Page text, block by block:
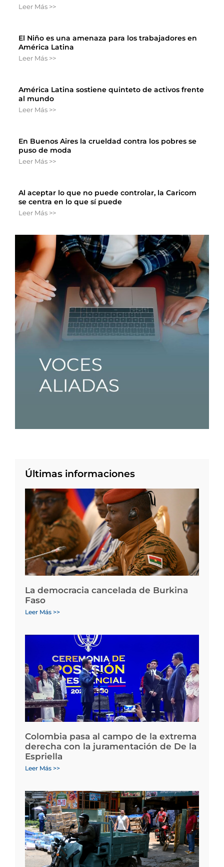
Leer Más >>
El Niño es una amenaza para los trabajadores en
América Latina
Leer Más >>
América Latina sostiene quinteto de activos frente
al mundo
Leer Más >>
En Buenos Aires la crueldad contra los pobres se
puso de moda
Leer Más >>
Al aceptar lo que no puede controlar, la Caricom
se centra en lo que sí puede
Leer Más >>
Últimas informaciones
La democracia cancelada de Burkina
Faso
Leer Más >>
Colombia pasa al campo de la extrema
derecha con la juramentación de De la
Espriella
Leer Más >>